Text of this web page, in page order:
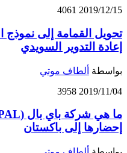
2019/12/15
4061
تحويل القمامة إلى نموذج
إعادة التدوير السويدي
بواسطة ألطاف موتي
2019/11/04
3958
إحضارھا إلى باكستان